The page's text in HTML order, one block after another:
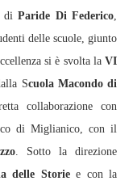
diParide Di Federico
delle scuole, giunto
si è svolta laVI
Scuola Macondo di
collaborazione con
di Miglianico, con il
. Sotto la direzione
delle Storiee con la